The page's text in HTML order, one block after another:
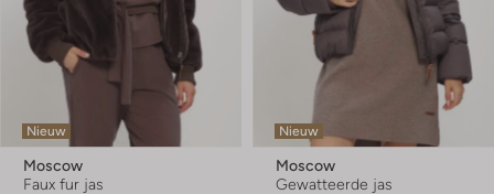
Nieuw
Moscow
Faux fur jas
Nieuw
Moscow
Gewatteerde jas